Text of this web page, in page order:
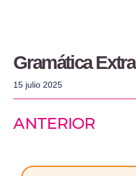
Gramática Extra
15 julio 2025
ANTERIOR